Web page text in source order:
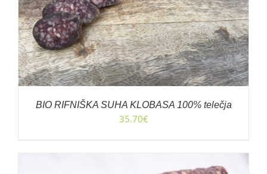
BIO RIFNIŠKA SUHA KLOBASA 100% telečja
35.70€